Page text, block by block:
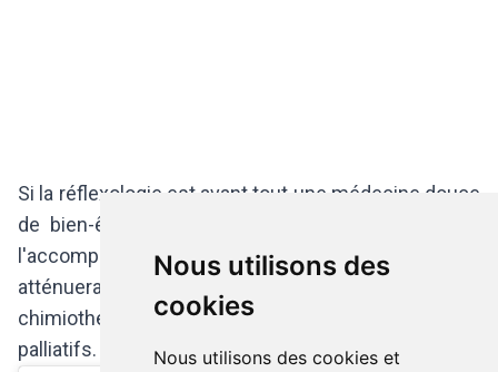
Nous utilisons des
cookies
Nous utilisons des cookies et
Si la réflexologie est avant tout une médecine douce
de bien-être, elle se révèle également utile dans
l'accompagnement de pathologie plus lourde : elle
atténuerait les effets indésirables de la
chimiothérapie et serait bénéfique en soins
palliatifs.